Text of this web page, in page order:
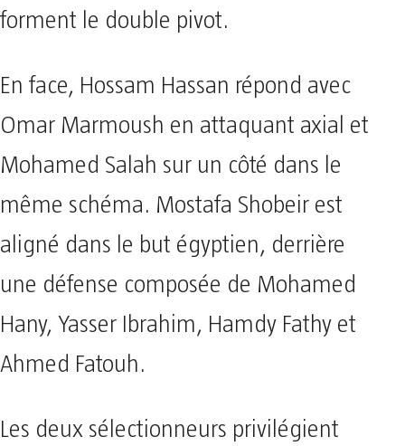
forment le double pivot.
En face, Hossam Hassan répond avec
Omar Marmoush en attaquant axial et
Mohamed Salah sur un côté dans le
même schéma. Mostafa Shobeir est
aligné dans le but égyptien, derrière
une défense composée de Mohamed
Hany, Yasser Ibrahim, Hamdy Fathy et
Ahmed Fatouh.
Les deux sélectionneurs privilégient